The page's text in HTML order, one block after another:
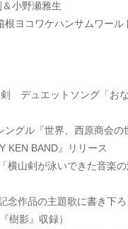
小野瀬雅生
根ヨコワケハンサムワール
デュエットソング「お
ングル『世界、西原商会の
KEN BAND』リリース
横山剣が泳いできた音楽
念作品の主題歌に書き下
樹影』収録）